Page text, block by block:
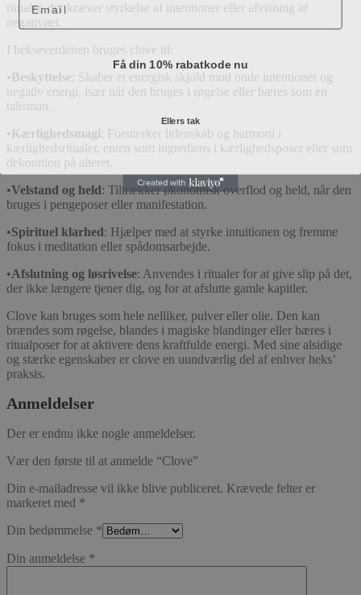
ritualer, der kræver styrkelse af intentioner eller afvisning af
negativitet.
I hekseverdenen bruges clove til:
•Beskyttelse: Skaber et energisk skjold mod onde intentioner og
negativ energi, især når den bruges i røgelse eller bæres som en
talisman.
•Kærlighedsmagi: Forstærker lidenskab og harmoni i
kærlighedsritualer, enten som ingrediens i kærlighedsposer eller som
dekoration på alteret.
•Velstand og held: Tiltrækker økonomisk overflod og held, når den
bruges i pengeposer eller manifestation.
•Spirituel klarhed: Hjælper med at styrke intuitionen og fremme
fokus i meditation eller spådomsarbejde.
•Afslutning og løsrivelse: Anvendes i ritualer for at give slip på det,
der ikke længere tjener dig, og for at afslutte gamle kapitler.
Clove kan bruges som hele nelliker, pulver eller olie. Den kan
brændes som røgelse, blandes i magiske blandinger eller bæres i
ritualposer for at aktivere dens kraftfulde energi. Med sine alsidige
og stærke egenskaber er clove en uundværlig del af enhver heks’
praksis.
Anmeldelser
Der er endnu ikke nogle anmeldelser.
Vær den første til at anmelde “Clove”
Din e-mailadresse vil ikke blive publiceret. Krævede felter er
markeret med *
Din bedømmelse *
Din anmeldelse *
Få din 10% rabatkode nu